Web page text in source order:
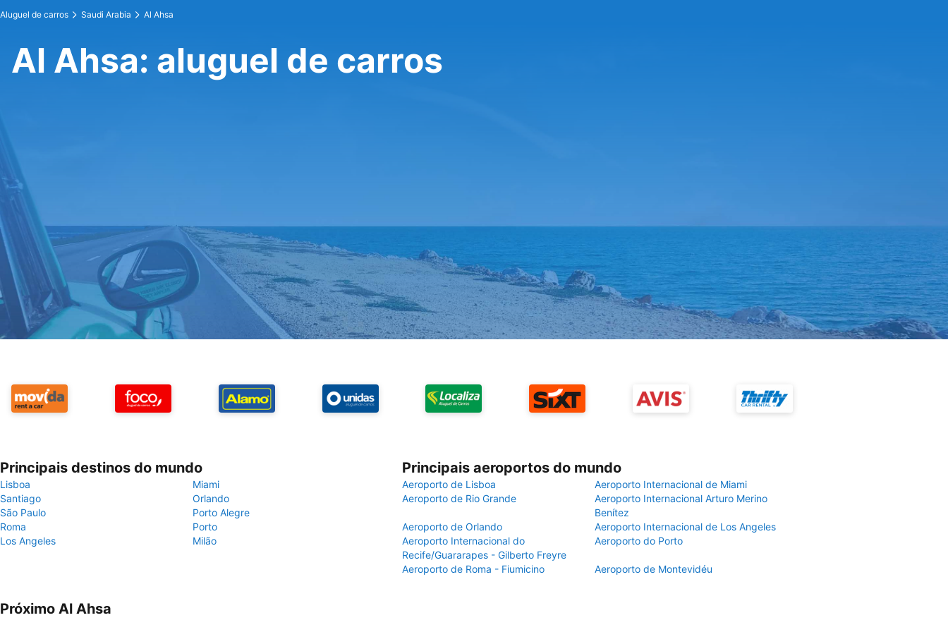
Aluguel de carros Saudi Arabia Al Ahsa
Al Ahsa: aluguel de carros
Principais destinos do mundo
Lisboa
Miami
Santiago
Orlando
São Paulo
Porto Alegre
Roma
Porto
Los Angeles
Milão
Principais aeroportos do mundo
Aeroporto de Lisboa
Aeroporto Internacional de Miami
Aeroporto de Rio Grande
Aeroporto Internacional Arturo Merino
Benítez
Aeroporto de Orlando
Aeroporto Internacional de Los Angeles
Aeroporto Internacional do
Recife/Guararapes - Gilberto Freyre
Aeroporto do Porto
Aeroporto de Roma - Fiumicino Aeroporto de Montevidéu
Próximo Al Ahsa